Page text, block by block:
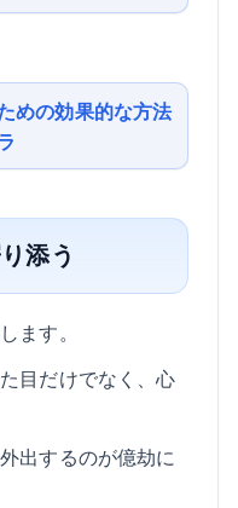
めの効果的な方法
添う
ます。
目だけでなく、心
出するのが億劫に